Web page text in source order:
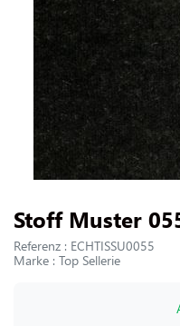
TIPPS UND TUTORIALS
HÄUFIG GESTELLTE
UNS KONTAKTIEREN
Stoff Muster
Referenz : ECHTISSU0055
Marke : Top Sellerie